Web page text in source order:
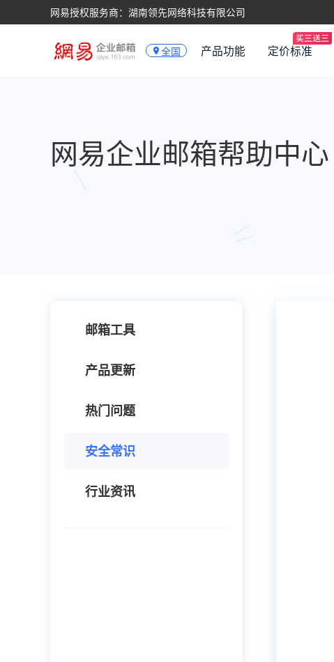
网易授权服务商：湖南领先网络科技有限公司
全国 产品功能 定价标准
网易企业邮箱帮助中心
邮箱工具
产品更新
热门问题
安全常识
行业资讯